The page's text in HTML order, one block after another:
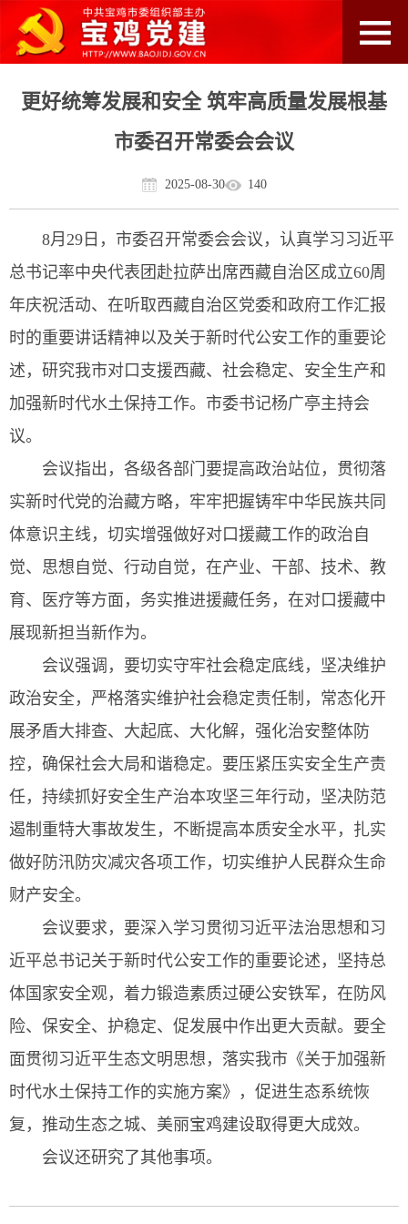
更好统筹发展和安全 筑牢高质量发展根基
市委召开常委会会议
2025-08-30 140
8月29日，市委召开常委会会议，认真学习习近平
总书记率中央代表团赴拉萨出席西藏自治区成立60周
年庆祝活动、在听取西藏自治区党委和政府工作汇报
时的重要讲话精神以及关于新时代公安工作的重要论
述，研究我市对口支援西藏、社会稳定、安全生产和
加强新时代水土保持工作。市委书记杨广亭主持会
议。
会议指出，各级各部门要提高政治站位，贯彻落
实新时代党的治藏方略，牢牢把握铸牢中华民族共同
体意识主线，切实增强做好对口援藏工作的政治自
觉、思想自觉、行动自觉，在产业、干部、技术、教
育、医疗等方面，务实推进援藏任务，在对口援藏中
展现新担当新作为。
会议强调，要切实守牢社会稳定底线，坚决维护
政治安全，严格落实维护社会稳定责任制，常态化开
展矛盾大排查、大起底、大化解，强化治安整体防
控，确保社会大局和谐稳定。要压紧压实安全生产责
任，持续抓好安全生产治本攻坚三年行动，坚决防范
遏制重特大事故发生，不断提高本质安全水平，扎实
做好防汛防灾减灾各项工作，切实维护人民群众生命
财产安全。
会议要求，要深入学习贯彻习近平法治思想和习
近平总书记关于新时代公安工作的重要论述，坚持总
体国家安全观，着力锻造素质过硬公安铁军，在防风
险、保安全、护稳定、促发展中作出更大贡献。要全
面贯彻习近平生态文明思想，落实我市《关于加强新
时代水土保持工作的实施方案》，促进生态系统恢
复，推动生态之城、美丽宝鸡建设取得更大成效。
会议还研究了其他事项。